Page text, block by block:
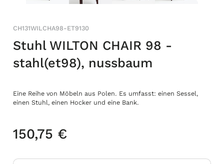
CH131WILCHA98-ET9130
Stuhl WILTON CHAIR 98 -
stahl(et98), nussbaum
Eine Reihe von Möbeln aus Polen. Es umfasst: einen Sessel,
einen Stuhl, einen Hocker und eine Bank.
150,75 €